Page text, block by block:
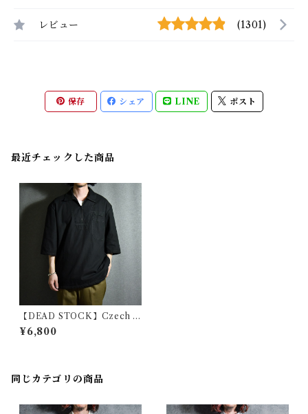
レビュー (1301)
保存 シェア LINE ポスト
最近チェックした商品
【DEAD STOCK】Czech A
rmy Pullover Shirts チェコ
軍 プルオーバーシャツ グラン
¥6,800
同じカテゴリの商品